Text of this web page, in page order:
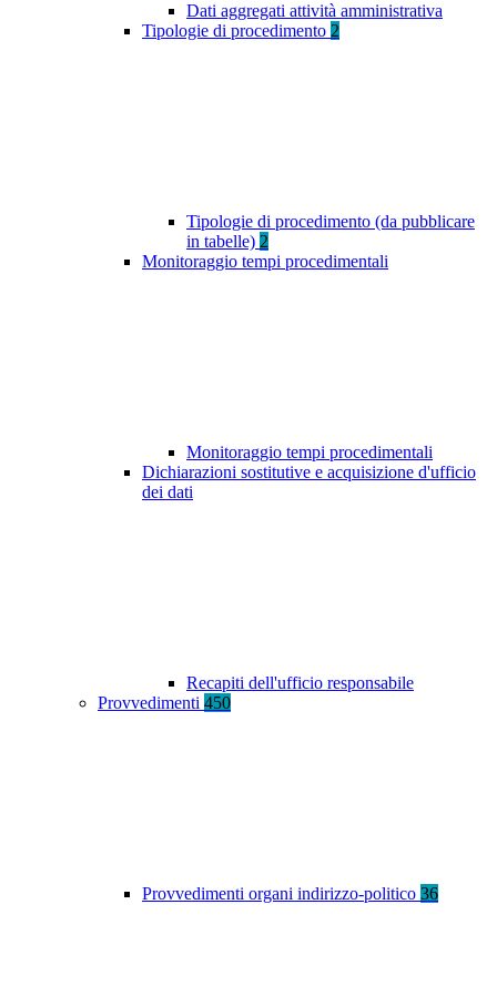
Dati aggregati attività amministrativa
Tipologie di procedimento 2
Tipologie di procedimento (da pubblicare
in tabelle) 2
Monitoraggio tempi procedimentali
Monitoraggio tempi procedimentali
Dichiarazioni sostitutive e acquisizione d'ufficio
dei dati
Recapiti dell'ufficio responsabile
Provvedimenti 450
Provvedimenti organi indirizzo-politico 36